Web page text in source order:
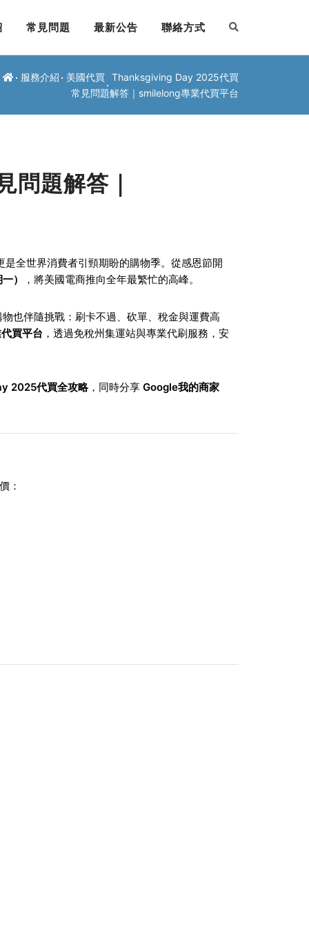
常見問題 最新公告 聯絡方式
服務介紹 美國代買
Thanksgiving Day 2025代買
常見問題解答｜smilelong專業代買平台
題解答｜
全世界消費者引頸期盼的購物季。從感恩節開
） ，將美國電商推向全年最繁忙的高峰。
也伴隨挑戰：刷卡不過、砍單、稅金與運費高
買平台 ，透過免稅州集運站與專業代刷服務，安
2025代買全攻略，同時分享 Google我的商家
：